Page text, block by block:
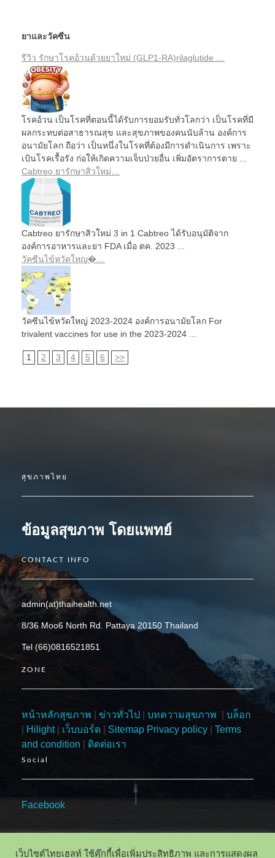
ยาและวัคซีน
รีวิว รักษาโรคอ้วนด้วยยาใหม่ (GLP1-RA)rilaglutide …
โรคอ้วน เป็นโรคที่ตอนนี้ได้รับการยอมรับทั่วโลกว่า เป็นโรคที่มี
ผลกระทบต่อสาธารณสุข และสุขภาพของคนนับล้าน องค์การ
อนามัยโลก ถือว่า เป็นหนึ่งในโรคที่ต้องมีการดำเนินการ เพราะ
เป้นโรคเรื้อรัง ก่อให้เกิดความเจ็บป่วยอื่น เพิ่มอัตราการตาย ...
Cabtreo ยารักษาสิวใหม่…
Cabtreo ยารักษาสิวใหม่ 3 in 1 Cabtreo ได้รับอนุมัติจาก
องค์การอาหารและยา FDA เมื่อ ตค. 2023 ...
วัคซีนไข้หวัดใหญ�…
วัคซีนไข้หวัดใหญ่ 2023-2024 องค์การอนามัยโลก For
trivalent vaccines for use in the 2023-2024 ...
1 2 3 4 5 6 >>
สุขภาพไทย
ข้อมูลสุขภาพ โดยแพทย์
CONTACT INFO
admin(at)thaihealth.net
8/36 Moo6 North Rd. Pattaya 20150 Thailand
Tel (66)0816521851
ZONE
หน้าหลักสุขภาพ ข่าวทั่วไป บทความสุขภาพ
บล็อก
Hilight| เว็บบอร์ด Sitemap Privacy policy
Terms
and condition
ติดต่อเรา
Social
Facebook
เว็บไซต์ไทยเฮลท์ ใช้คุ๊กกี้เพื่อเพิ่มประสิทธิภาพ และการแสดงผล